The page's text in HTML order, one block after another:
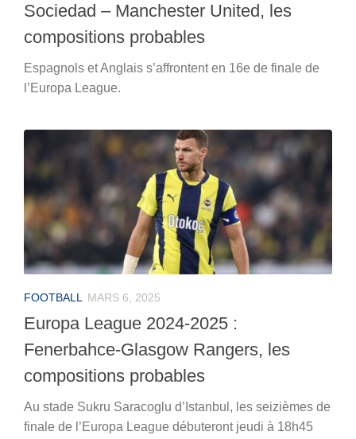
Sociedad – Manchester United, les
compositions probables
Espagnols et Anglais s’affrontent en 16e de finale de
l’Europa League.
FOOTBALL MARS 6, 2025
Europa League 2024-2025 :
Fenerbahce-Glasgow Rangers, les
compositions probables
Au stade Sukru Saracoglu d’Istanbul, les seizièmes de
finale de l’Europa League débuteront jeudi à 18h45